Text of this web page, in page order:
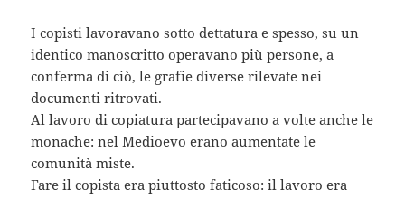
I copisti lavoravano sotto dettatura e spesso, su un
identico manoscritto operavano più persone, a
conferma di ciò, le grafie diverse rilevate nei
documenti ritrovati.
Al lavoro di copiatura partecipavano a volte anche le
monache: nel Medioevo erano aumentate le
comunità miste.
Fare il copista era piuttosto faticoso: il lavoro era